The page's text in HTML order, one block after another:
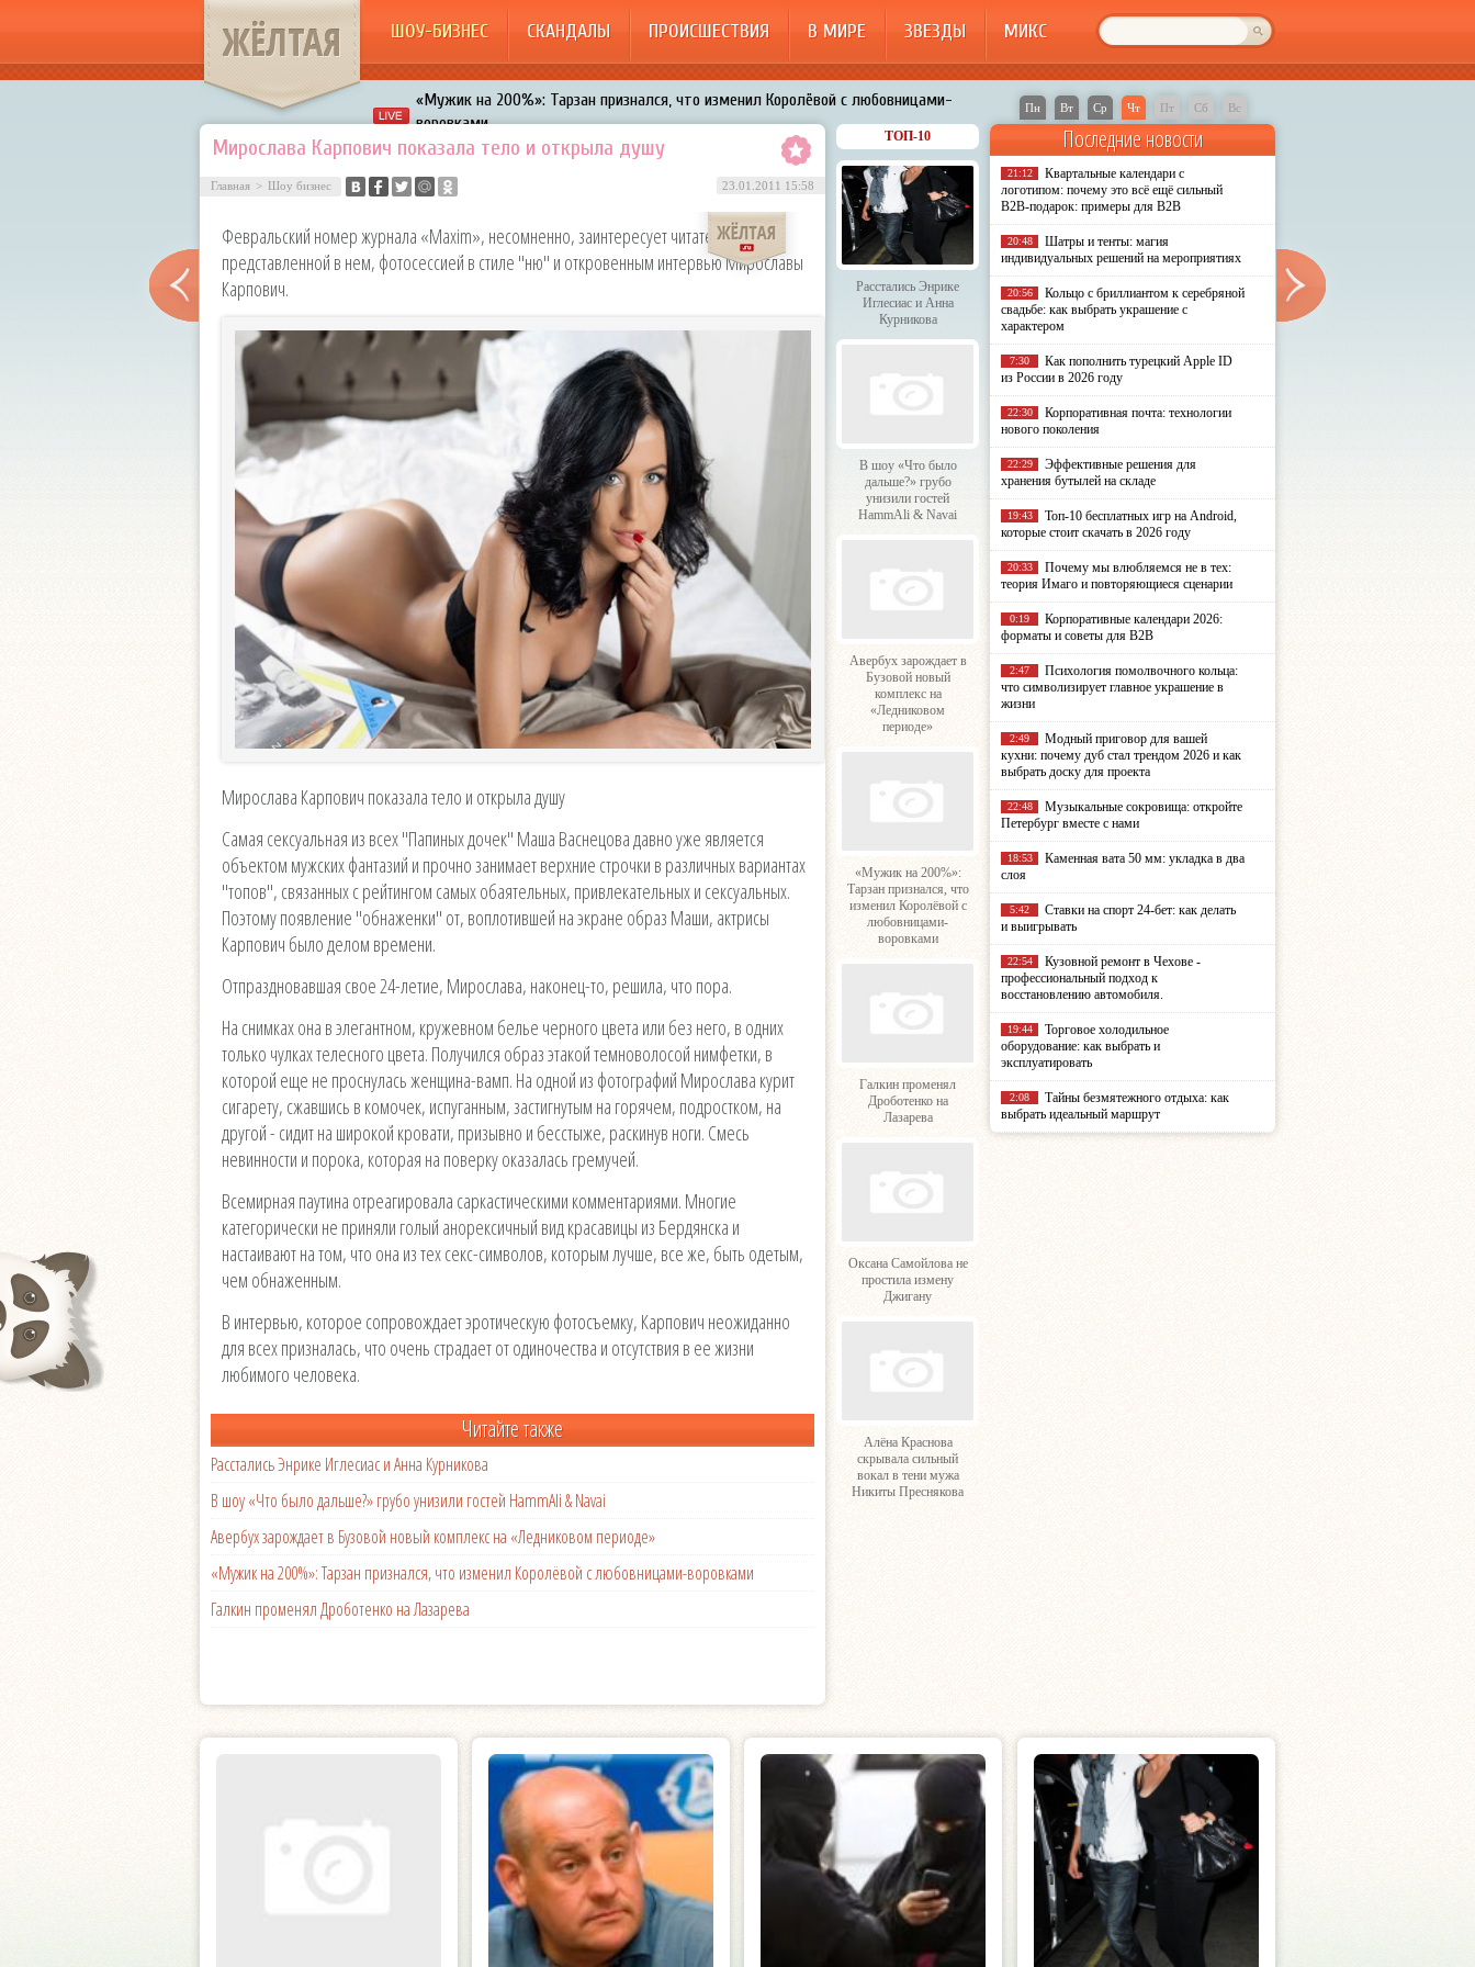
ЖЁЛТАЯ ШОУ-БИЗНЕС СКАНДАЛЫ ПРОИСШЕСТВИЯ В МИРЕ ЗВЕЗДЫ МИКС
«Мужик на 200%»: Тарзан признался, что изменил Королёвой с любовницами-
воровками
Расстались Энрике Иглесиас и Анна Курникова
В шоу «Что было дальше?» грубо унизили гостей HammAli & Navai
Авербух зарождает в Бузовой новый комплекс на «Ледниковом периоде»
Пн Вт Ср Чт Пт Сб Вс
Мирослава Карпович показала тело и открыла душу
Главная > Шоу бизнес 23.01.2011 15:58
Февральский номер журнала «Maxim», несомненно, заинтересует читателя,
представленной в нем, фотосессией в стиле "ню" и откровенным интервью Мирославы
Карпович.
Мирослава Карпович показала тело и открыла душу
Самая сексуальная из всех "Папиных дочек" Маша Васнецова давно уже является
объектом мужских фантазий и прочно занимает верхние строчки в различных вариантах
"топов", связанных с рейтингом самых обаятельных, привлекательных и сексуальных.
Поэтому появление "обнаженки" от, воплотившей на экране образ Маши, актрисы
Карпович было делом времени.
Отпраздновавшая свое 24-летие, Мирослава, наконец-то, решила, что пора.
На снимках она в элегантном, кружевном белье черного цвета или без него, в одних
только чулках телесного цвета. Получился образ этакой темноволосой нимфетки, в
которой еще не проснулась женщина-вамп. На одной из фотографий Мирослава курит
сигарету, сжавшись в комочек, испуганным, застигнутым на горячем, подростком, на
другой - сидит на широкой кровати, призывно и бесстыже, раскинув ноги. Смесь
невинности и порока, которая на поверку оказалась гремучей.
Всемирная паутина отреагировала саркастическими комментариями. Многие
категорически не приняли голый анорексичный вид красавицы из Бердянска и
настаивают на том, что она из тех секс-символов, которым лучше, все же, быть одетым,
чем обнаженным.
В интервью, которое сопровождает эротическую фотосъемку, Карпович неожиданно
для всех призналась, что очень страдает от одиночества и отсутствия в ее жизни
любимого человека.
Читайте также
Расстались Энрике Иглесиас и Анна Курникова
В шоу «Что было дальше?» грубо унизили гостей HammAli & Navai
Авербух зарождает в Бузовой новый комплекс на «Ледниковом периоде»
«Мужик на 200%»: Тарзан признался, что изменил Королёвой с любовницами-воровками
Галкин променял Дроботенко на Лазарева
ТОП-10
Расстались Энрике
Иглесиас и Анна
Курникова
В шоу «Что было
дальше?» грубо
унизили гостей
HammAli & Navai
Авербух зарождает в
Бузовой новый
комплекс на
«Ледниковом
периоде»
«Мужик на 200%»:
Тарзан признался, что
изменил Королёвой с
любовницами-
воровками
Галкин променял
Дроботенко на
Лазарева
Оксана Самойлова не
простила измену
Джигану
Алёна Краснова
скрывала сильный
вокал в тени мужа
Никиты Преснякова
Последние новости
21:12
Квартальные календари с
логотипом: почему это всё ещё сильный
B2B-подарок: примеры для B2B
20:48
Шатры и тенты: магия
индивидуальных решений на мероприятиях
20:56
Кольцо с бриллиантом к серебряной
свадьбе: как выбрать украшение с
характером
7:30
Как пополнить турецкий Apple ID
из России в 2026 году
22:30
Корпоративная почта: технологии
нового поколения
22:29
Эффективные решения для
хранения бутылей на складе
19:43
Топ-10 бесплатных игр на Android,
которые стоит скачать в 2026 году
20:33
Почему мы влюбляемся не в тех:
теория Имаго и повторяющиеся сценарии
0:19
Корпоративные календари 2026:
форматы и советы для B2B
2:47
Психология помолвочного кольца:
что символизирует главное украшение в
жизни
2:49
Модный приговор для вашей
кухни: почему дуб стал трендом 2026 и как
выбрать доску для проекта
22:48
Музыкальные сокровища: откройте
Петербург вместе с нами
18:53
Каменная вата 50 мм: укладка в два
слоя
5:42
Ставки на спорт 24-бет: как делать
и выигрывать
22:54
Кузовной ремонт в Чехове -
профессиональный подход к
восстановлению автомобиля.
19:44
Торговое холодильное
оборудование: как выбрать и
эксплуатировать
2:08
Тайны безмятежного отдыха: как
выбрать идеальный маршрут